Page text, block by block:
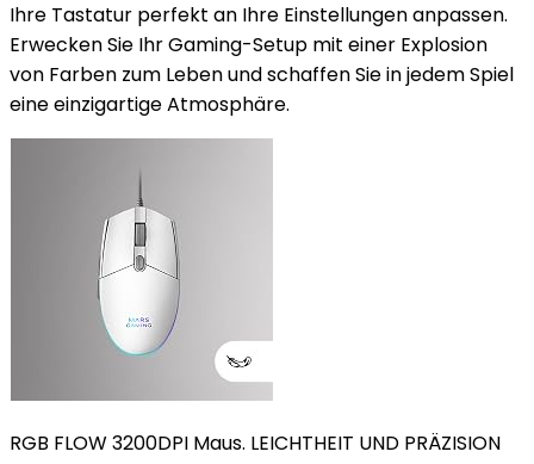
Ihre Tastatur perfekt an Ihre Einstellungen anpassen.
Erwecken Sie Ihr Gaming-Setup mit einer Explosion
von Farben zum Leben und schaffen Sie in jedem Spiel
eine einzigartige Atmosphäre.
RGB FLOW 3200DPI Maus. LEICHTHEIT UND PRÄZISION